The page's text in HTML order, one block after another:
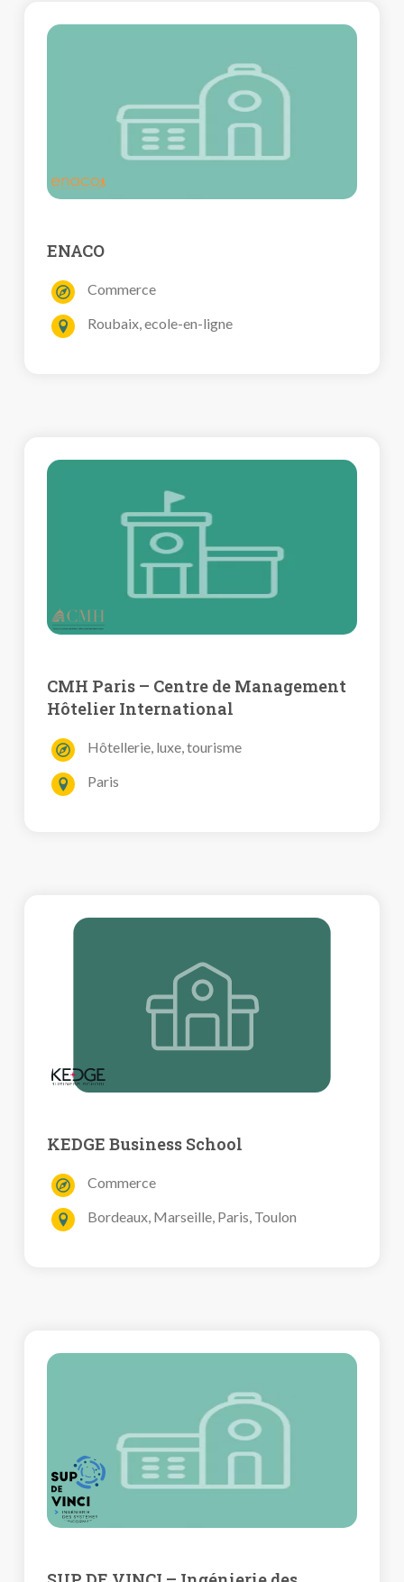
ENACO
Commerce
Roubaix, ecole-en-ligne
CMH Paris – Centre de Management
Hôtelier International
Hôtellerie, luxe, tourisme
Paris
KEDGE Business School
Commerce
Bordeaux, Marseille, Paris, Toulon